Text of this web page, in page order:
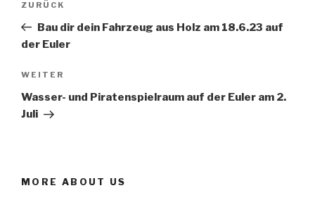
Vorheriger
Beitrag
ZURÜCK
Bau dir dein Fahrzeug aus Holz am 18.6.23 auf
der Euler
Nächster
Beitrag
WEITER
Wasser- und Piratenspielraum auf der Euler am 2.
Juli
MORE ABOUT US